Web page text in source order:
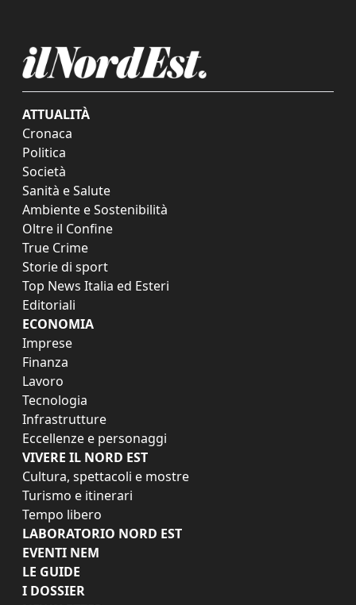
ATTUALITÀ
Cronaca
Politica
Società
Sanità e Salute
Ambiente e Sostenibilità
Oltre il Confine
True Crime
Storie di sport
Top News Italia ed Esteri
Editoriali
ECONOMIA
Imprese
Finanza
Lavoro
Tecnologia
Infrastrutture
Eccellenze e personaggi
VIVERE IL NORD EST
Cultura, spettacoli e mostre
Turismo e itinerari
Tempo libero
LABORATORIO NORD EST
EVENTI NEM
LE GUIDE
I DOSSIER